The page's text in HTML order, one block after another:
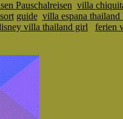
Pauschalreisen villa
guide villa espana thailand
villa thailand girl
ferien